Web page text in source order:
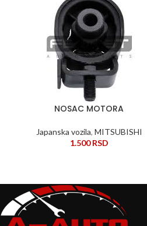
DODAJ U KORPUNOSAC MOTORA
Japanska vozila, MITSUBISHI
1.500RSD